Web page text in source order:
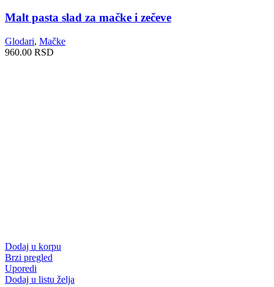
Malt pasta slad za mačke i zečeve
Glodari, Mačke
960.00 RSD
Dodaj u korpu
Brzi pregled
Uporedi
Dodaj u listu želja